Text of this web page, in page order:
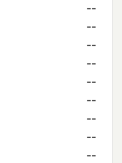
--
--
--
--
--
--
--
--
--